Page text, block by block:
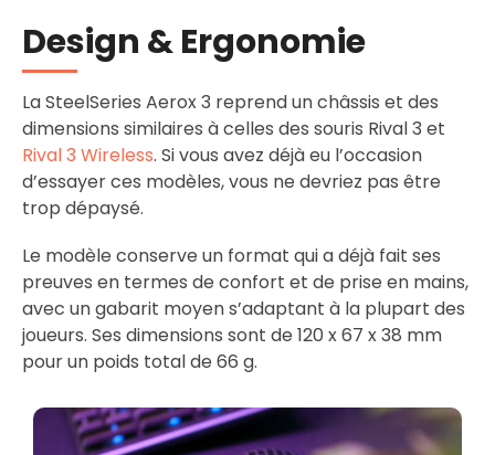
Design & Ergonomie
La SteelSeries Aerox 3 reprend un châssis et des
dimensions similaires à celles des souris Rival 3 et
Rival 3 Wireless. Si vous avez déjà eu l’occasion
d’essayer ces modèles, vous ne devriez pas être
trop dépaysé.
Le modèle conserve un format qui a déjà fait ses
preuves en termes de confort et de prise en mains,
avec un gabarit moyen s’adaptant à la plupart des
joueurs. Ses dimensions sont de 120 x 67 x 38 mm
pour un poids total de 66 g.